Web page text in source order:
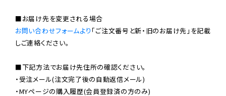
お問い合わせフォームより 「ご注文番号と新・旧のお届け先」を記載
しご連絡ください。
■下記方法でお届け先住所の確認ください。
・受注メール(注文完了後の自動返信メール)
・MYページの購入履歴(会員登録済の方のみ)